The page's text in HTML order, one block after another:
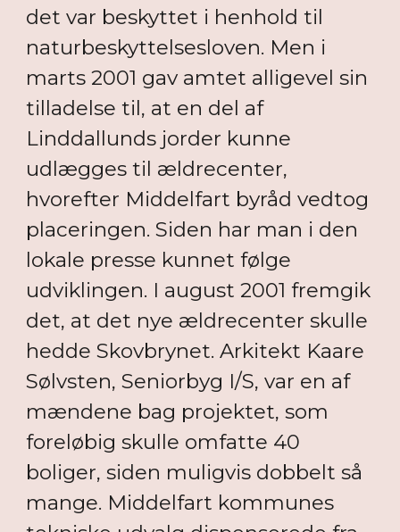
det var beskyttet i henhold til
naturbeskyttelsesloven. Men i
marts 2001 gav amtet alligevel sin
tilladelse til, at en del af
Linddallunds jorder kunne
udlægges til ældrecenter,
hvorefter Middelfart byråd vedtog
placeringen. Siden har man i den
lokale presse kunnet følge
udviklingen. I august 2001 fremgik
det, at det nye ældrecenter skulle
hedde Skovbrynet. Arkitekt Kaare
Sølvsten, Seniorbyg I/S, var en af
mændene bag projektet, som
foreløbig skulle omfatte 40
boliger, siden muligvis dobbelt så
mange. Middelfart kommunes